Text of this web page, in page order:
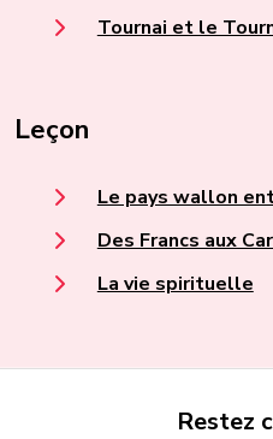
Tournai et le
Leçon
Le pays wallon
Des Francs aux
La vie spirituelle
Restez